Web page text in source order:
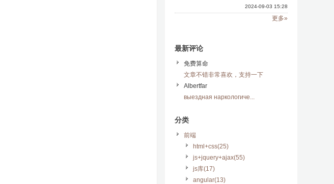
2024-09-03 15:28
更多»
最新评论
免费算命
文章不错非常喜欢，支持一下
Albertfar
выездная наркологиче...
分类
前端
html+css(25)
js+jquery+ajax(55)
js库(17)
angular(13)